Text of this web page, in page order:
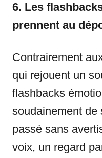
6. Les
prennent au
Contrairement
qui rejouent un
flashbacks
soudainement de
passé sans
voix, un regard